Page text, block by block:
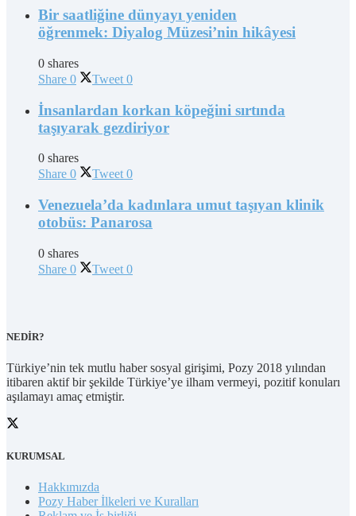
Bir saatliğine dünyayı yeniden
öğrenmek: Diyalog Müzesi’nin hikâyesi
0 shares
Share 0 Tweet 0
İnsanlardan korkan köpeğini sırtında
taşıyarak gezdiriyor
0 shares
Share 0 Tweet 0
Venezuela’da kadınlara umut taşıyan klinik
otobüs: Panarosa
0 shares
Share 0 Tweet 0
NEDİR?
Türkiye’nin tek mutlu haber sosyal girişimi, Pozy 2018 yılından
itibaren aktif bir şekilde Türkiye’ye ilham vermeyi, pozitif konuları
aşılamayı amaç etmiştir.
KURUMSAL
Hakkımızda
Pozy Haber İlkeleri ve Kuralları